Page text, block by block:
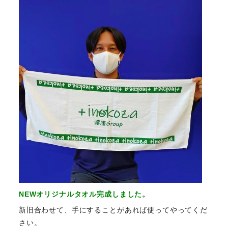
NEWオリジナルタオル完成しました。
新旧合わせて、手にすることがあれば使ってやってくだ
さい。